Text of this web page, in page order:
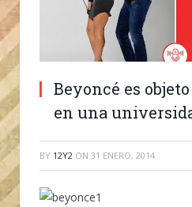
Beyoncé es
en una
BY 12Y2 ON 31 ENERO, 2014